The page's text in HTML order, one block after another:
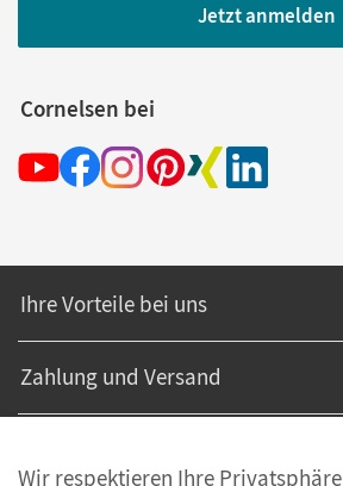
Jetzt anmelden
Cornelsen bei
Ihre Vorteile bei uns
Zahlung und Versand
Wir respektieren Ihre Privatsphäre